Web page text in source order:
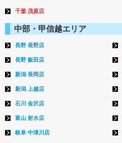
千葉 茂原店
中部・甲信越エリア
長野 長野店
長野 飯田店
新潟 長岡店
新潟 上越店
石川 金沢店
富山 射水店
岐阜 中津川店